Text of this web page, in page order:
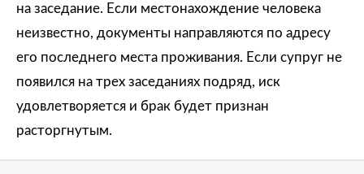
на заседание. Если местонахождение человека
неизвестно, документы направляются по адресу
его последнего места проживания. Если супруг не
появился на трех заседаниях подряд, иск
удовлетворяется и брак будет признан
расторгнутым.